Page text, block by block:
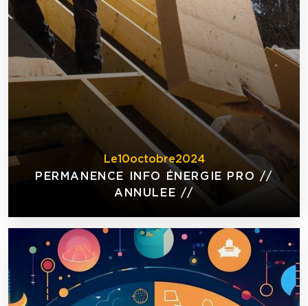
Le10octobre2024
PERMANENCE INFO ÉNERGIE PRO //
ANNULEE //